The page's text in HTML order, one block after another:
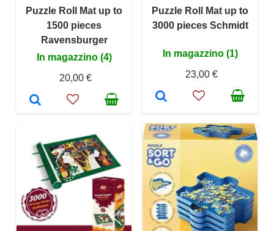
Puzzle Roll Mat up to
1500 pieces
Ravensburger
In magazzino (4)
20,00 €
Puzzle Roll Mat up to
3000 pieces Schmidt
In magazzino (1)
23,00 €